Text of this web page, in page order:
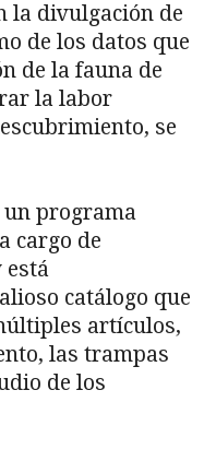
la divulgación de
de los datos que
de la fauna de
la labor
se
un programa
cargo de
está
catálogo que
artículos,
las trampas
de los